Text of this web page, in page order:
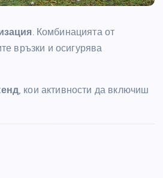
. Комбинацията от
връзки и осигурява
, кои активности да включиш